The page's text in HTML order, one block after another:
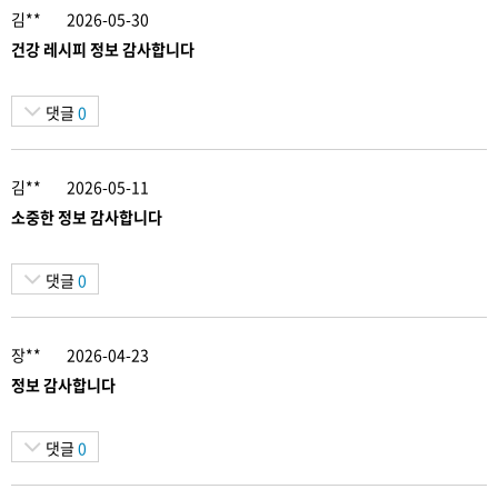
김**
2026-05-30
건강 레시피 정보 감사합니다
댓글 0
김**
2026-05-11
소중한 정보 감사합니다
댓글 0
장**
2026-04-23
정보 감사합니다
댓글 0